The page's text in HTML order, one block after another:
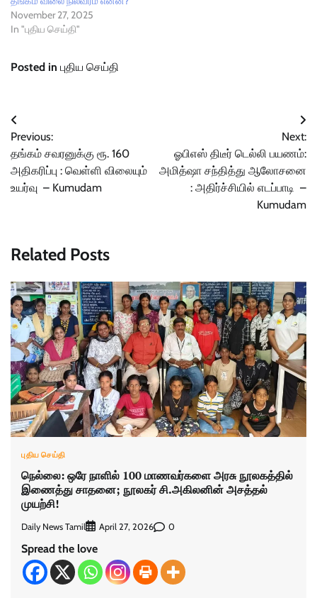
November 27, 2025
In "புதிய செய்தி"
Posted in புதிய செய்தி
Post
navigation
Previous:
தங்கம் சவரனுக்கு ரூ. 160
அதிகரிப்பு : வெள்ளி விலையும்
உயர்வு – Kumudam
Next:
ஓபிஎஸ் திடீர் டெல்லி பயணம்:
அமித்ஷா சந்தித்து ஆலோசனை
: அதிர்ச்சியில் எடப்பாடி –
Kumudam
Related Posts
புதிய செய்தி
நெல்லை: ஒரே நாளில் 100 மாணவர்களை அரசு நூலகத்தில்
இணைத்து சாதனை; நூலகர் சி.அகிலனின் அசத்தல்
முயற்சி!
Daily News Tamil April 27, 2026 0
Spread the love